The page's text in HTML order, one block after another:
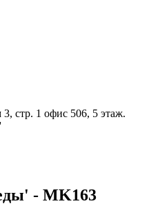
стр. 1 офис 506, 5 этаж.
- MK163